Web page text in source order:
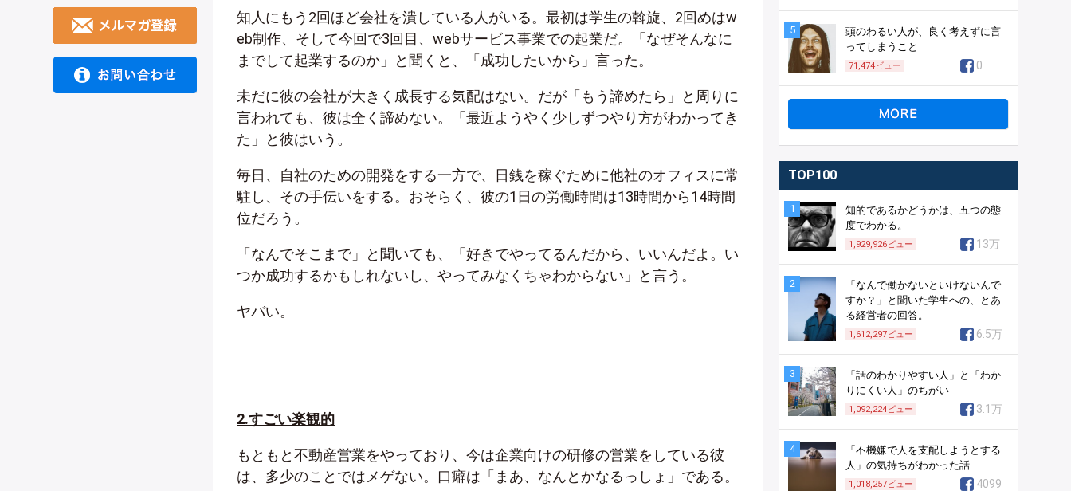
知人にもう2回ほど会社を潰している人がいる。最初は学生の斡旋、2回めはw
eb制作、そして今回で3回目、webサービス事業での起業だ。「なぜそんなに
までして起業するのか」と聞くと、「成功したいから」言った。
未だに彼の会社が大きく成長する気配はない。だが「もう諦めたら」と周りに
言われても、彼は全く諦めない。「最近ようやく少しずつやり方がわかってき
た」と彼はいう。
毎日、自社のための開発をする一方で、日銭を稼ぐために他社のオフィスに常
駐し、その手伝いをする。おそらく、彼の1日の労働時間は13時間から14時間
位だろう。
「なんでそこまで」と聞いても、「好きでやってるんだから、いいんだよ。い
つか成功するかもしれないし、やってみなくちゃわからない」と言う。
ヤバい。
2.すごい楽観的
もともと不動産営業をやっており、今は企業向けの研修の営業をしている彼
は、多少のことではメゲない。口癖は「まあ、なんとかなるっしょ」である。
5
頭のわるい人が、良く考えずに言
ってしまうこと
71,474ビュー 0
TOP100
1
知的であるかどうかは、五つの態
度でわかる。
1,929,926ビュー 13万
2
「なんで働かないといけないんで
すか？」と聞いた学生への、とあ
る経営者の回答。
1,612,297ビュー 6.5万
3
「話のわかりやすい人」と「わか
りにくい人」のちがい
1,092,224ビュー 3.1万
4
「不機嫌で人を支配しようとする
人」の気持ちがわかった話
1,018,257ビュー 4099